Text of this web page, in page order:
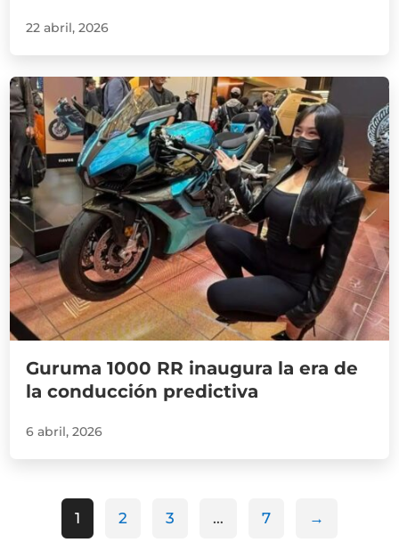
22 abril, 2026
Guruma 1000 RR inaugura la era de
la conducción predictiva
6 abril, 2026
1 2 3 … 7 →